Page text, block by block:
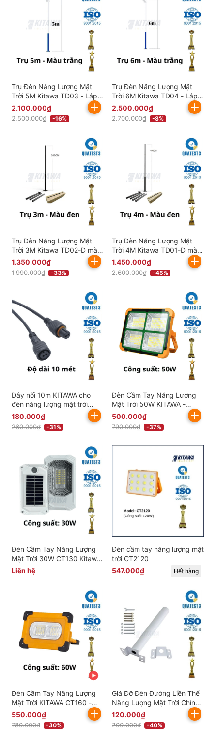
Trụ Đèn Năng Lượng Mặt
Trời 5M Kitawa TD03 - Lắp
Đèn Năng Lượng Mặt Trời
2.100.000₫
2.500.000₫ -16%
Trụ Đèn Năng Lượng Mặt
Trời 6M Kitawa TD04 - Lắp
Đèn Năng Lượng Mặt Trời
2.500.000₫
2.700.000₫ -8%
Trụ Đèn Năng Lượng Mặt
Trời 3M Kitawa TD02-D màu
đen
1.350.000₫
1.990.000₫ -33%
Trụ Đèn Năng Lượng Mặt
Trời 4M Kitawa TD01-D màu
đen
1.450.000₫
2.600.000₫ -45%
Dây nối 10m KITAWA cho
đèn năng lượng mặt trời
DN10M
180.000₫
260.000₫ -31%
Đèn Cầm Tay Năng Lượng
Mặt Trời 50W KITAWA -
CT350
500.000₫
790.000₫ -37%
Đèn Cầm Tay Năng Lượng
Mặt Trời 30W CT130 Kitawa
- Dành Cho Cắm Trại, Leo
Núi, Làm Việc Ngoài Trời
Liên hệ
Đèn cầm tay năng lượng mặt
trời CT2120
547.000₫
Hết hàng
Đèn Cầm Tay Năng Lượng
Mặt Trời KITAWA CT160 -
Dành Cho Cắm Trại, Leo Núi,
Làm Việc Ngoài Trời
550.000₫
780.000₫ -30%
Giá Đỡ Đèn Đường Liền Thể
Năng Lượng Mặt Trời Chính
Hãng - CBCD
120.000₫
200.000₫ -40%